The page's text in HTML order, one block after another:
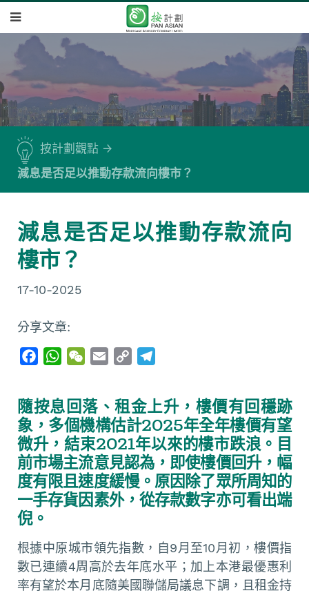
按計劃觀點
減息是否足以推動存款流向樓市？
減息是否足以推動存款流向
樓市？
17-10-2025
分享文章:
e
b
o
o
k
W
t
s
A
p
p
W
h
a
t
i
l
y
L
i
n
k
e
g
r
a
m
隨按息回落、租金上升，樓價有回穩跡
象，多個機構估計2025年全年樓價有望
微升，結束2021年以來的樓市跌浪。目
前市場主流意見認為，即使樓價回升，幅
度有限且速度緩慢。原因除了眾所周知的
一手存貨因素外，從存款數字亦可看出端
倪。
根據中原城市領先指數，自9月至10月初，樓價指
數已連續4周高於去年底水平；加上本港最優惠利
率有望於本月底隨美國聯儲局議息下調，且租金持